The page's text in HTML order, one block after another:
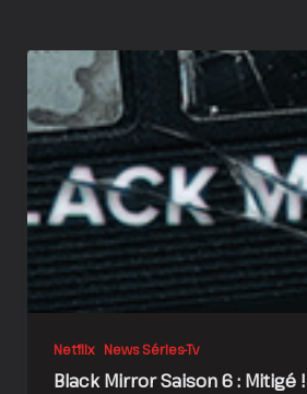
Netflix News Séries-Tv
Black Mirror Saison 6 : Mitigé !